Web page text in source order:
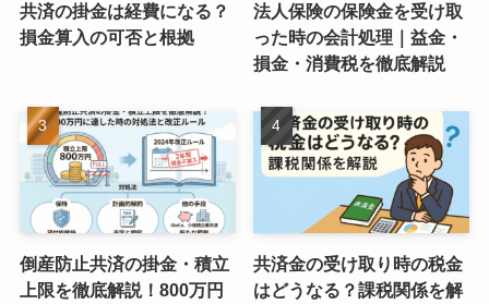
共済の掛金は経費になる？
損金算入の可否と根拠
法人保険の保険金を受け取
った時の会計処理｜益金・
損金・消費税を徹底解説
倒産防止共済の掛金・積立
上限を徹底解説！800万円
共済金の受け取り時の税金
はどうなる？課税関係を解